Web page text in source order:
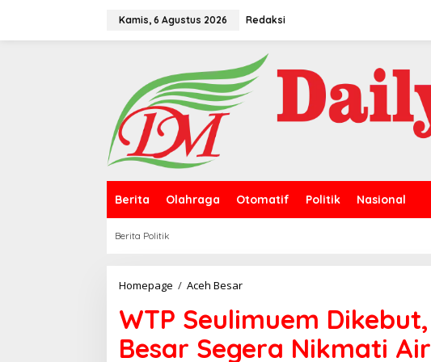
Kamis, 6 Agustus 2026 Redaksi
Berita Olahraga Otomatif Politik Nasional
Berita Politik
Homepage / Aceh Besar
P
S
e
u
WTP Seulimuem
Besar Segera Nikmati